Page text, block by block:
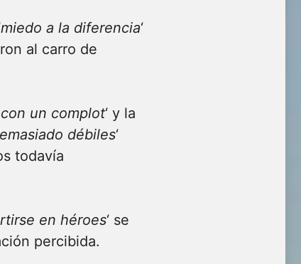
miedo a la diferencia‘
al carro de
un complot‘ y la
débiles‘
todavía
en héroes‘ se
percibida.